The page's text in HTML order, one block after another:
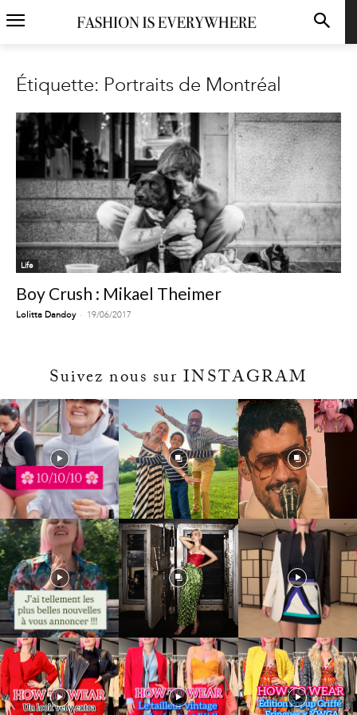
Étiquette: Portraits de Montréal
Life
Boy Crush : Mikael Theimer
Lolitta Dandoy - 19/06/2017
Suivez nous sur INSTAGRAM